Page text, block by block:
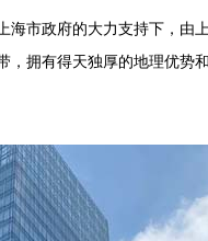
海市政府的大力支持下，由
拥有得天独厚的地理优势和